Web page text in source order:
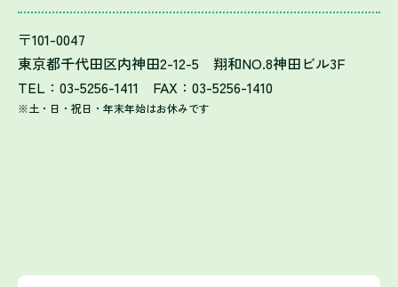
〒101-0047
東京都千代田区内神田2-12-5 翔和NO.8神田ビル3F
TEL：03-5256-1411 FAX：03-5256-1410
※土・日・祝日・年末年始はお休みです